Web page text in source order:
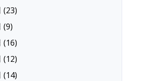
(23)
(9)
(16)
(12)
(14)